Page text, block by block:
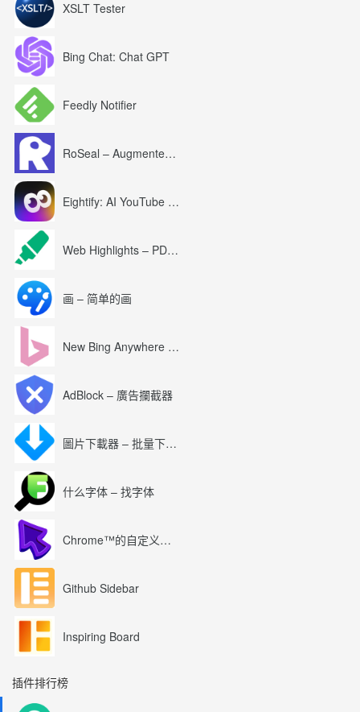
XSLT Tester
Bing Chat: Chat GPT
Feedly Notifier
RoSeal – Augmented Roblox Experience
Eightify: AI YouTube Summary with ChatGPT
Web Highlights – PDF & Web Highlighter
画 – 简单的画
New Bing Anywhere (Bing Chat GPT-4)
AdBlock – 廣告攔截器
圖片下載器 – 批量下載圖片
什么字体 – 找字体
Chrome™的自定义光标
Github Sidebar
Inspiring Board
插件排行榜